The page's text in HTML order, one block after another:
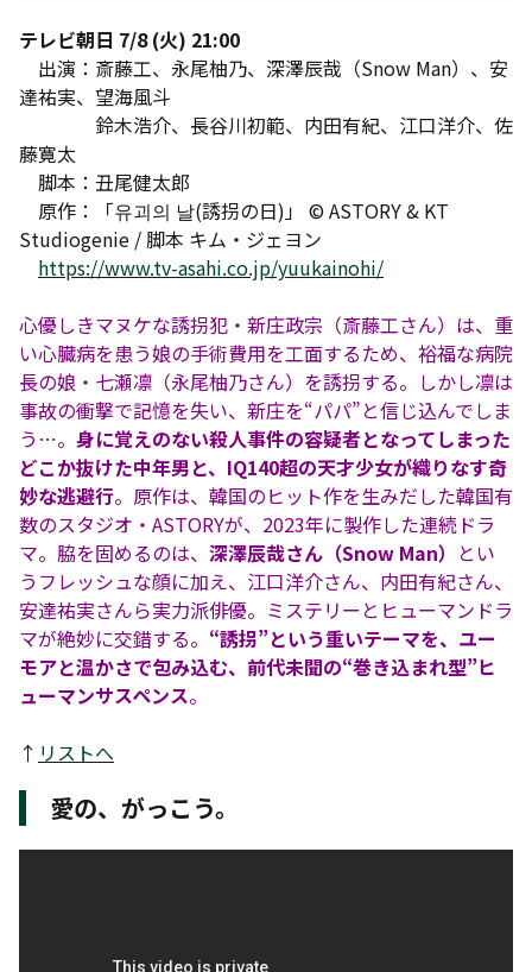
テレビ朝日 7/8 (火) 21:00
出演：斎藤工、永尾柚乃、深澤辰哉（Snow Man）、安
達祐実、望海風斗
鈴木浩介、長谷川初範、内田有紀、江口洋介、佐
藤寛太
脚本：丑尾健太郎
原作：「유괴의 날(誘拐の日)」 © ASTORY & KT
Studiogenie / 脚本 キム・ジェヨン
https://www.tv-asahi.co.jp/yuukainohi/
心優しきマヌケな誘拐犯・新庄政宗（斎藤工さん）は、重
い心臓病を患う娘の手術費用を工面するため、裕福な病院
長の娘・七瀬凛（永尾柚乃さん）を誘拐する。しかし凛は
事故の衝撃で記憶を失い、新庄を“パパ”と信じ込んでしま
う…。 身に覚えのない殺人事件の容疑者となってしまった
どこか抜けた中年男と、IQ140超の天才少女が織りなす奇
妙な逃避行。原作は、韓国のヒット作を生みだした韓国有
数のスタジオ・ASTORYが、2023年に製作した連続ドラ
マ。脇を固めるのは、 深澤辰哉さん（Snow Man） とい
うフレッシュな顔に加え、江口洋介さん、内田有紀さん、
安達祐実さんら実力派俳優。ミステリーとヒューマンドラ
マが絶妙に交錯する。 “誘拐”という重いテーマを、ユー
モアと温かさで包み込む、前代未聞の“巻き込まれ型”ヒ
ューマンサスペンス。
↑ リストへ
愛の、がっこう。